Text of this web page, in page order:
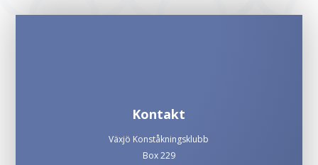
Kontakt
Växjö Konståkningsklubb
Box 229